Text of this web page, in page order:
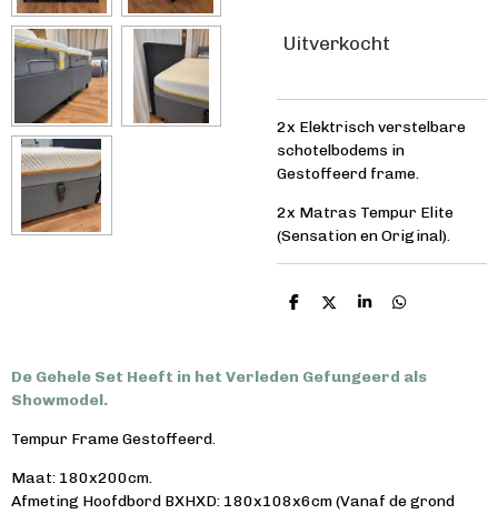
Uitverkocht
2x Elektrisch verstelbare
schotelbodems in
Gestoffeerd frame.
2x Matras Tempur Elite
(Sensation en Original).
D
D
S
D
n
De Gehele Set Heeft in het Verleden Gefungeerd als
Showmodel.
Tempur Frame Gestoffeerd.
Maat: 180x200cm.
Afmeting Hoofdbord BXHXD: 180x108x6cm (Vanaf de grond